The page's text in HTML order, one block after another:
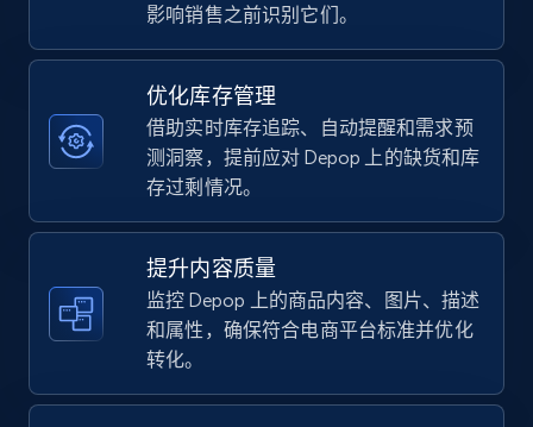
TikTok Shop - category
URL, Title, Available, Description, Currency, Initial
668+
TikTok Shop - Collect TikTok shop products
影响销售之前识别它们。
优化库存管理
借助实时库存追踪、自动提醒和需求预
测洞察，提前应对 Depop 上的缺货和库
存过剩情况。
提升内容质量
监控 Depop 上的商品内容、图片、描述
和属性，确保符合电商平台标准并优化
转化。